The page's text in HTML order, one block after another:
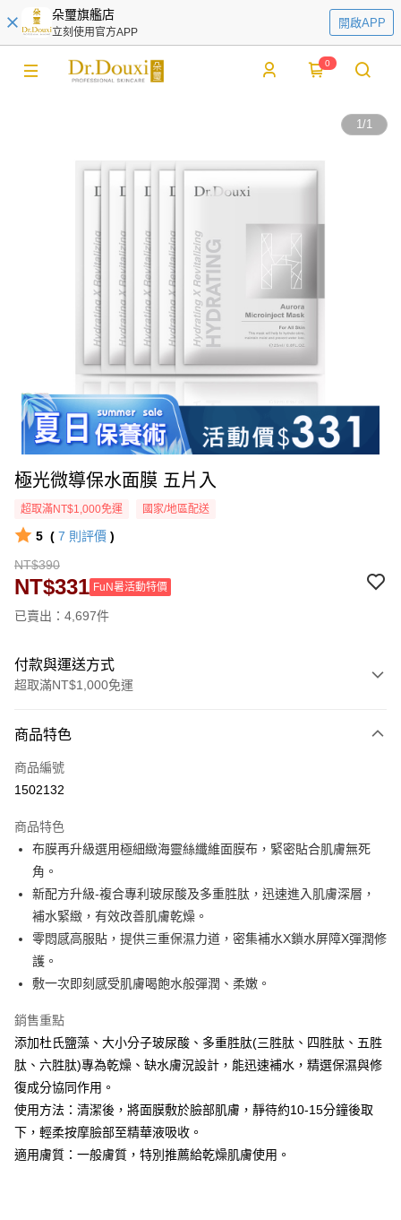
朵璽旗艦店
立刻使用官方APP
開啟APP
0
1/1
極光微導保水面膜 五片入
超取滿NT$1,000免運 國家/地區配送
5 ( 7 則評價 )
NT$390
NT$331 FuN暑活動特價
已賣出：4,697件
付款與運送方式
超取滿NT$1,000免運
信用卡一次付款
超商取貨付款
Apple Pay
街口支付
悠遊付
Google Pay
全盈+PAY
【大哥付你分期使用說明】
1.本服務由台灣大哥大提供，台灣大哥大用戶可立即使用無須另外申請。
2.付款方式選擇「大哥付你分期」，訂單成立後會自動跳轉到大哥付的交易
流程，驗證手機門號後，選擇欲分期的期數、繳款截止日，確認付款後即完
成交易。
3.實際核准額度、可分期數及費用金額請依後續交易確認頁面所載為準。
4.訂單成立30分鐘內，如未前往確認交易或遇審核未通過，訂單將自動取
AFTEE先享後付
相關說明
【關於「AFTEE先享後付」】
AFTEE先享後付是「在收到商品之後才付款」的支付方式。 讓您購物簡單
便利好安心！
１．簡單：不需註冊會員、不需綁卡、不需儲值。
貨到付款
商品特色
商品編號
1502132
商品特色
布膜再升級選用極細緻海靈絲纖維面膜布，緊密貼合肌膚無死
角。
新配方升級-複合專利玻尿酸及多重胜肽，迅速進入肌膚深層，
補水緊緻，有效改善肌膚乾燥。
零悶感高服貼，提供三重保濕力道，密集補水X鎖水屏障X彈潤修
護。
敷一次即刻感受肌膚喝飽水般彈潤、柔嫩。
銷售重點
添加杜氏鹽藻、大小分子玻尿酸、多重胜肽(三胜肽、四胜肽、五胜
肽、六胜肽)專為乾燥、缺水膚況設計，能迅速補水，精選保濕與修
復成分協同作用。
使用方法：清潔後，將面膜敷於臉部肌膚，靜待約10-15分鐘後取
下，輕柔按摩臉部至精華液吸收。
適用膚質：一般膚質，特別推薦給乾燥肌膚使用。